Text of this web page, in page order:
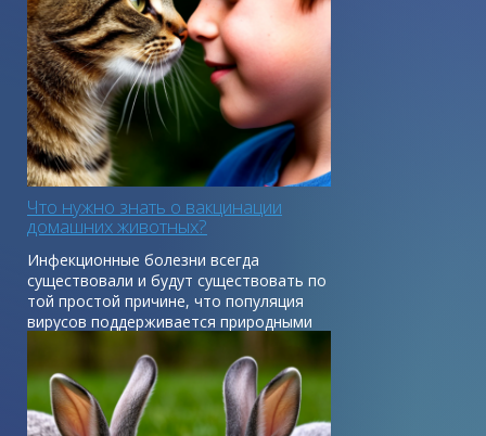
Что нужно знать о вакцинации
домашних животных?
Инфекционные болезни всегда
существовали и будут существовать по
той простой причине, что популяция
вирусов поддерживается природными
очагами - дикими и бродячими
животными и процент заболеваемости в
популяции домашних животных за
последнее десятилетие снизился только
за счет массовых вакцинаций.